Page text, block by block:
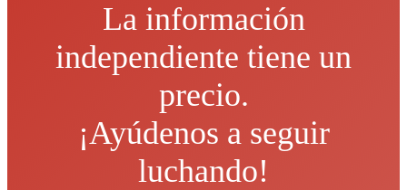
La información
independiente tiene un
precio.
¡Ayúdenos a seguir
luchando!